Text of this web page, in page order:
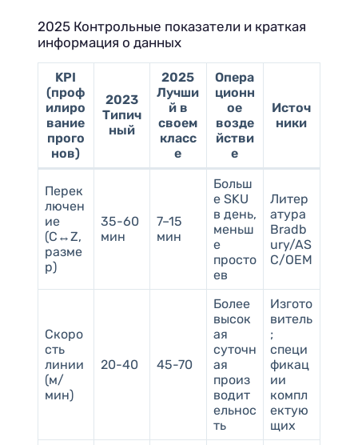
2025 Контрольные показатели и краткая
информация о данных
KPI
(проф
илиро
вание
прого
нов)
2023
Типич
ный
2025
Лучши
й в
своем
класс
е
Опера
ционн
ое
возде
йстви
е
Источ
ники
Перек
лючен
ие
(C↔Z,
разме
р)
35-60
мин
7–15
мин
Больш
е SKU
в день,
меньш
е
просто
ев
Литер
атура
Bradb
ury/AS
C/OEM
Скоро
сть
линии
(м/
мин)
20-40 45-70
Более
высок
ая
суточн
ая
произ
водит
ельнос
ть
Изгото
витель
;
специ
фикац
ии
компл
ектую
щих